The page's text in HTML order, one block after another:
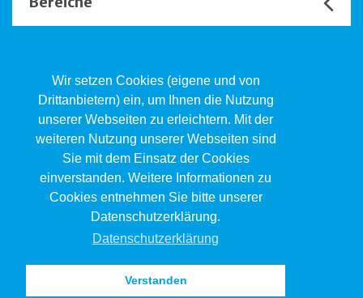
Wir setzen Cookies (eigene und von
Drittanbietern) ein, um Ihnen die Nutzung
unserer Webseiten zu erleichtern. Mit der
weiteren Nutzung unserer Webseiten sind
Sie mit dem Einsatz der Cookies
einverstanden. Weitere Informationen zu
Cookies entnehmen Sie bitte unserer
Datenschutzerklärung.
Datenschutzerklärung
Verstanden
Kind.Jugend.Familie KJF
Poststrasse 2, Postfach, 4410 Liestal
061 551 17 77
kjf@jsw.swiss